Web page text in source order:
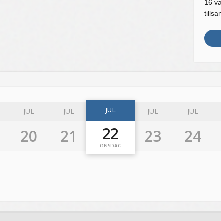
16
JUL
20
JUL
21
JUL
22
ONSDAG
JUL
23
JUL
24